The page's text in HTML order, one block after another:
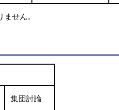
せん。
集団討論